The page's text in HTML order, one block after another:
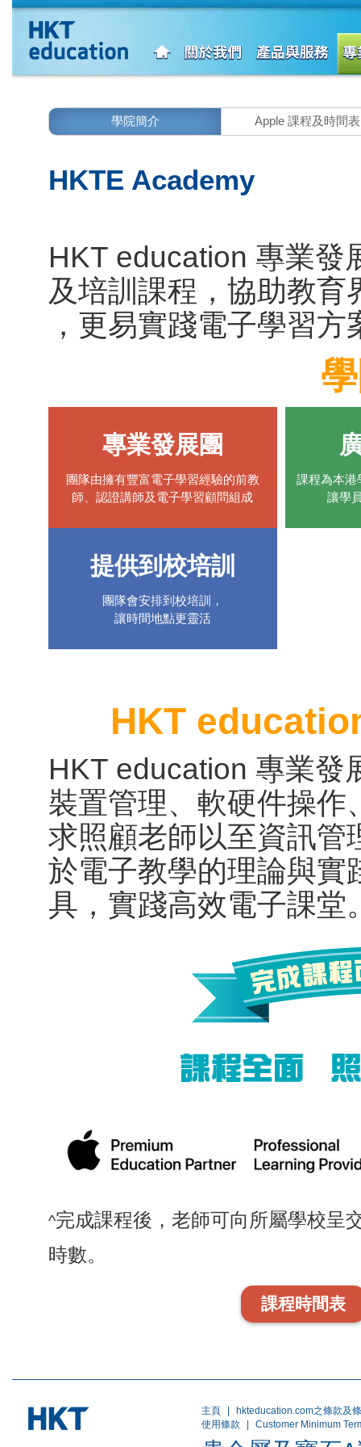
學院簡介 Apple 課程及時間表
HKTE Academy
HKT education 專業發
及培訓課程，協助教
，更易實踐電子學習
專業發展團
團隊由擁有豐富電子學習經驗的前教
師、認證講師及電子學習顧問組成
課程為本港
讓學
提供到校培訓
團隊會安排到校培訓，
讓時間地點更靈活
HKT
HKT education 專業發
裝置管理、軟硬件操作
求照顧老師以至資訊管
於電子教學的理論與實
具，實踐高效電子課堂
^完成課程後，老師可向所屬學校呈
時數。
課程時間表
主頁
hkteducation.com之條款及
使用條款
Customer Minimum